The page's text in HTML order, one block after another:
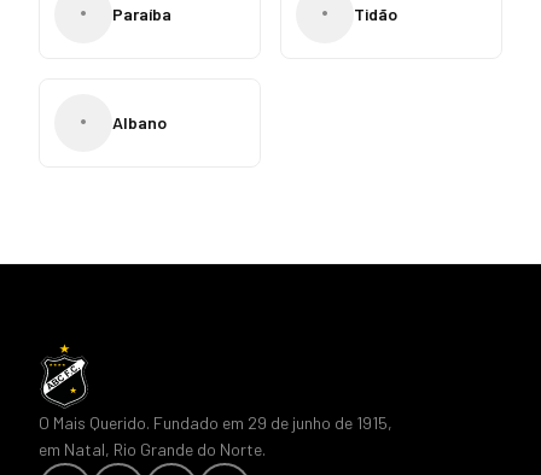
• Paraíba • Tidão
• Albano
O Mais Querido. Fundado em 29 de junho de 1915,
em Natal, Rio Grande do Norte.